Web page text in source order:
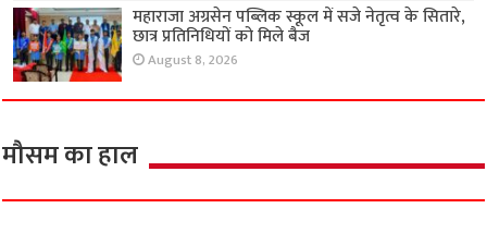
महाराजा अग्रसेन पब्लिक स्कूल में सजे नेतृत्व के सितारे,
छात्र प्रतिनिधियों को मिले बैज
August 8, 2026
मौसम का हाल